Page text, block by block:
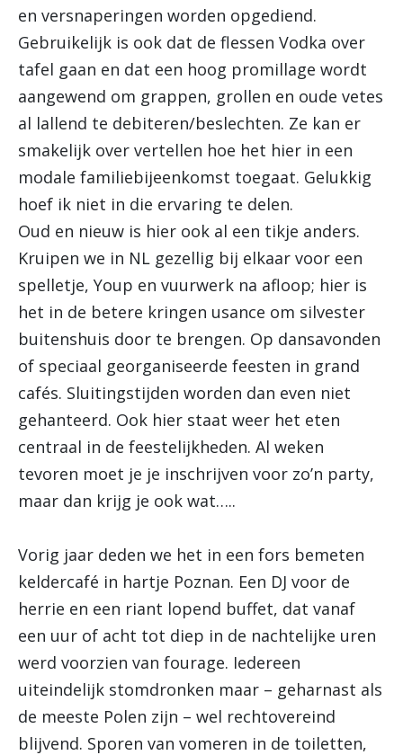
en versnaperingen worden opgediend.
Gebruikelijk is ook dat de flessen Vodka over
tafel gaan en dat een hoog promillage wordt
aangewend om grappen, grollen en oude vetes
al lallend te debiteren/beslechten. Ze kan er
smakelijk over vertellen hoe het hier in een
modale familiebijeenkomst toegaat. Gelukkig
hoef ik niet in die ervaring te delen.
Oud en nieuw is hier ook al een tikje anders.
Kruipen we in NL gezellig bij elkaar voor een
spelletje, Youp en vuurwerk na afloop; hier is
het in de betere kringen usance om silvester
buitenshuis door te brengen. Op dansavonden
of speciaal georganiseerde feesten in grand
cafés. Sluitingstijden worden dan even niet
gehanteerd. Ook hier staat weer het eten
centraal in de feestelijkheden. Al weken
tevoren moet je je inschrijven voor zo’n party,
maar dan krijg je ook wat…..
Vorig jaar deden we het in een fors bemeten
keldercafé in hartje Poznan. Een DJ voor de
herrie en een riant lopend buffet, dat vanaf
een uur of acht tot diep in de nachtelijke uren
werd voorzien van fourage. Iedereen
uiteindelijk stomdronken maar – geharnast als
de meeste Polen zijn – wel rechtovereind
blijvend. Sporen van vomeren in de toiletten,